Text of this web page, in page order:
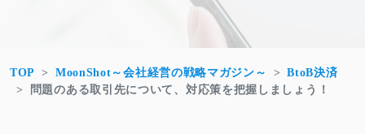
TOP MoonShot～会社経営の戦略マガジン～
BtoB決済
問題のある取引先について、対応策を把握しましょう！